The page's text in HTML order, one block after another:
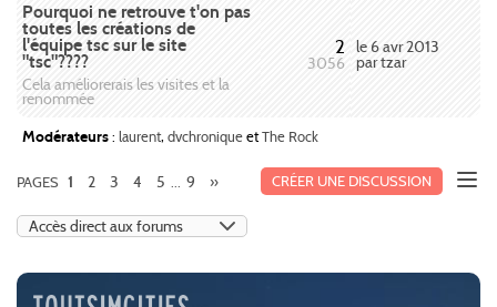
Pourquoi ne retrouve t'on pas
toutes les créations de
l'équipe tsc sur le site
"tsc"????
Cela améliorerais les visites et la
renommée
2
3056
le 6 avr 2013
par tzar
Modérateurs: laurent, dvchroniqueetThe Rock
CRÉER UNE DISCUSSION
PAGES 1 2 3 4 5 ... 9 »